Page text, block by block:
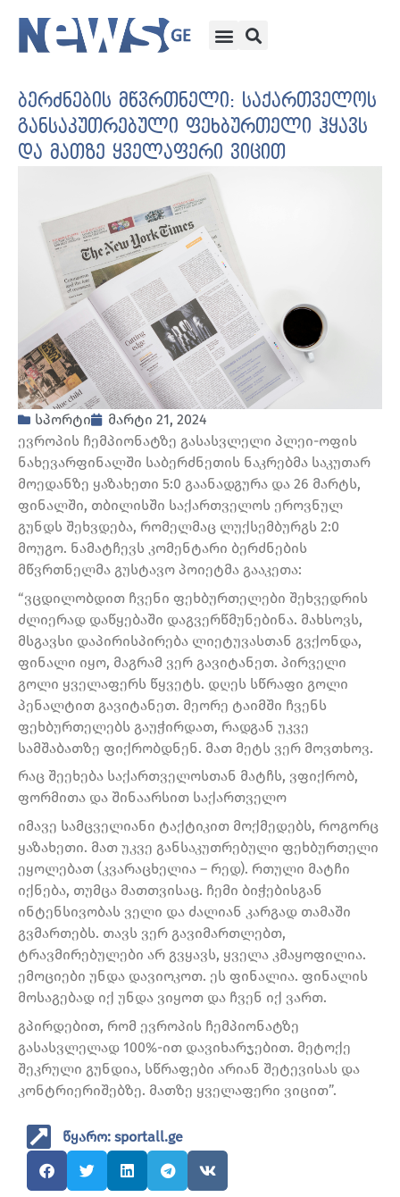
ბერძნების მწვრთნელი: საქართველოს
განსაკუთრებული ფეხბურთელი ჰყავს
და მათზე ყველაფერი ვიცით
სპორტი
მარტი 21, 2024
ევროპის ჩემპიონატზე გასასვლელი პლეი-ოფის
ნახევარფინალში საბერძნეთის ნაკრებმა საკუთარ
მოედანზე ყაზახეთი 5:0 გაანადგურა და 26 მარტს,
ფინალში, თბილისში საქართველოს ეროვნულ
გუნდს შეხვდება, რომელმაც ლუქსემბურგს 2:0
მოუგო. ნამატჩევს კომენტარი ბერძნების
მწვრთნელმა გუსტავო პოიეტმა გააკეთა:
“ვცდილობდით ჩვენი ფეხბურთელები შეხვედრის
ძლიერად დაწყებაში დაგვერწმუნებინა. მახსოვს,
მსგავსი დაპირისპირება ლიეტუვასთან გვქონდა,
ფინალი იყო, მაგრამ ვერ გავიტანეთ. პირველი
გოლი ყველაფერს წყვეტს. დღეს სწრაფი გოლი
პენალტით გავიტანეთ. მეორე ტაიმში ჩვენს
ფეხბურთელებს გაუჭირდათ, რადგან უკვე
სამშაბათზე ფიქრობდნენ. მათ მეტს ვერ მოვთხოვ.
რაც შეეხება საქართველოსთან მატჩს, ვფიქრობ,
ფორმითა და შინაარსით საქართველო
იმავე სამცველიანი ტაქტიკით მოქმედებს, როგორც
ყაზახეთი. მათ უკვე განსაკუთრებული ფეხბურთელი
ეყოლებათ (კვარაცხელია – რედ). რთული მატჩი
იქნება, თუმცა მათთვისაც. ჩემი ბიჭებისგან
ინტენსივობას ველი და ძალიან კარგად თამაში
გვმართებს. თავს ვერ გავიმართლებთ,
ტრავმირებულები არ გვყავს, ყველა კმაყოფილია.
ემოციები უნდა დავიოკოთ. ეს ფინალია. ფინალის
მოსაგებად იქ უნდა ვიყოთ და ჩვენ იქ ვართ.
გპირდებით, რომ ევროპის ჩემპიონატზე
გასასვლელად 100%-ით დავიხარჯებით. მეტოქე
შეკრული გუნდია, სწრაფები არიან შეტევისას და
კონტრიერიშებზე. მათზე ყველაფერი ვიცით”.
წყარო: sportall.ge